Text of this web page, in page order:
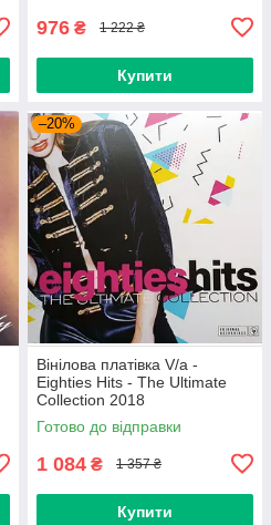
976 ₴ 1 222 ₴
Купити
–20%
Вінілова платівка V/a -
Eighties Hits - The Ultimate
Collection 2018
(0190758737713) Sony
Music/EU Mint
Готово до відправки
1 084 ₴ 1 357 ₴
Купити